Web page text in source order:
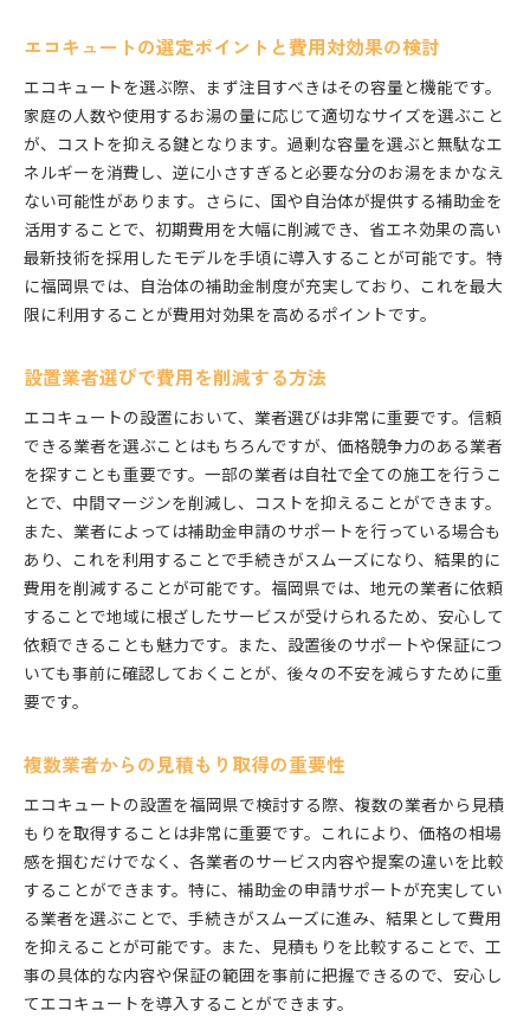
補助金申請の手順と必要書類
補助金利用のためのスケジュール管理
補助金申請における専門家の活用
補助金制度変更時の対応方法
エコキュートの設置費用を最小限に抑えるための福岡
県の具体策
エコキュート選びのコツと価格比較
保証制度を活用した長期的なコスト削減
省エネ効果を高める設置方法
ライフスタイルに応じたエコキュートの選定
エコキュート設置後のメンテナンス費用の節約
福岡県でのエコキュート設置をお得にする補助金利用
の手引き
補助金申請に必要な基礎知識
補助金を最大限活用するためのステップ
エコキュートの選定における補助金の影響
補助金利用の際の注意点と対策
福岡県独自の補助金情報の収集法
申請手続きで役立つサポート機関の活用
エコキュート設置の初期費用を抑える福岡県の補助金
補助金申請前に確認するべき条件
補助金申請に必要な準備とチェックリスト
エコキュート購入前の補助金制度確認
補助金対象製品の選定基準
申請後のフォローアップと改善策
補助金利用者の声と成功事例
福岡県でエコキュート導入時のコスト削減の秘訣
設置前に考慮すべきコスト要因の分析
エコキュートの選定ポイントと費用対効果の検討
エコキュートを選ぶ際、まず注目すべきはその容量と機能です。
家庭の人数や使用するお湯の量に応じて適切なサイズを選ぶこと
が、コストを抑える鍵となります。過剰な容量を選ぶと無駄なエ
ネルギーを消費し、逆に小さすぎると必要な分のお湯をまかなえ
ない可能性があります。さらに、国や自治体が提供する補助金を
活用することで、初期費用を大幅に削減でき、省エネ効果の高い
最新技術を採用したモデルを手頃に導入することが可能です。特
に福岡県では、自治体の補助金制度が充実しており、これを最大
限に利用することが費用対効果を高めるポイントです。
設置業者選びで費用を削減する方法
エコキュートの設置において、業者選びは非常に重要です。信頼
できる業者を選ぶことはもちろんですが、価格競争力のある業者
を探すことも重要です。一部の業者は自社で全ての施工を行うこ
とで、中間マージンを削減し、コストを抑えることができます。
また、業者によっては補助金申請のサポートを行っている場合も
あり、これを利用することで手続きがスムーズになり、結果的に
費用を削減することが可能です。福岡県では、地元の業者に依頼
することで地域に根ざしたサービスが受けられるため、安心して
依頼できることも魅力です。また、設置後のサポートや保証につ
いても事前に確認しておくことが、後々の不安を減らすために重
要です。
複数業者からの見積もり取得の重要性
エコキュートの設置を福岡県で検討する際、複数の業者から見積
もりを取得することは非常に重要です。これにより、価格の相場
感を掴むだけでなく、各業者のサービス内容や提案の違いを比較
することができます。特に、補助金の申請サポートが充実してい
る業者を選ぶことで、手続きがスムーズに進み、結果として費用
を抑えることが可能です。また、見積もりを比較することで、工
事の具体的な内容や保証の範囲を事前に把握できるので、安心し
てエコキュートを導入することができます。